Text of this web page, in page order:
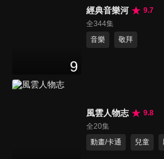
9
經典音樂河
9.7
全344集
音樂
敬拜
風雲人物志
9.8
全20集
動畫/卡通
兒童